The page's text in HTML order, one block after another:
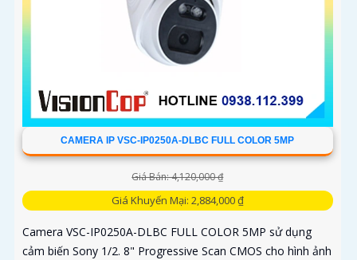
CAMERA IP VSC-IP0250A-DLBC FULL COLOR 5MP
Giá Bán: 4,120,000 ₫
Giá Khuyến Mại: 2,884,000 ₫
Camera VSC-IP0250A-DLBC FULL COLOR 5MP sử dụng
cảm biến Sony 1/2. 8" Progressive Scan CMOS cho hình ảnh